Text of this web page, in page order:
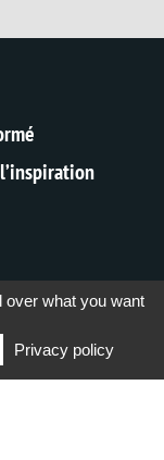
Contact
over what you want
Privacy policy